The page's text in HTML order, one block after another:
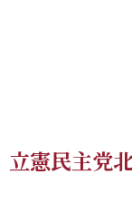
立憲民主党